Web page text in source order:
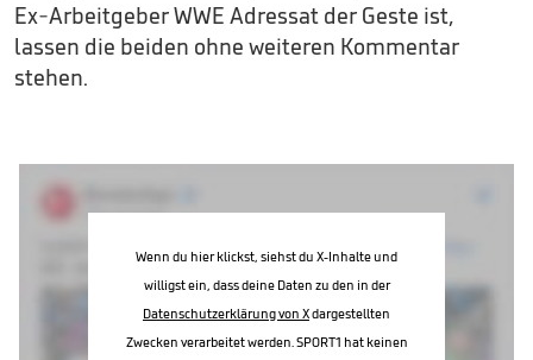
Ex-Arbeitgeber WWE Adressat der Geste ist,
lassen die beiden ohne weiteren Kommentar
stehen.
Wenn du hier klickst, siehst du X-Inhalte und
willigst ein, dass deine Daten zu den in der
Datenschutzerklärung von Xdargestellten
Zwecken verarbeitet werden. SPORT1 hat keinen